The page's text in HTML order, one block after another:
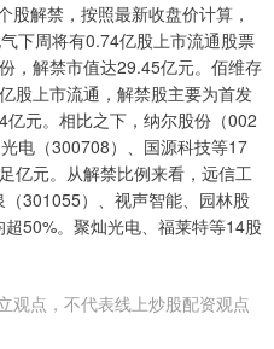
解禁，按照最新收盘价计算，
下周将有0.74亿股上市流通股票
，解禁市值达29.45亿元。佰维存
股上市流通，解禁股主要为首发
元。相比之下，纳尔股份（002
电（300708）、国源科技等17
亿元。从解禁比例来看，远信工
301055）、视声智能、园林股
50%。聚灿光电、福莱特等14股
观点，不代表线上炒股配资观点